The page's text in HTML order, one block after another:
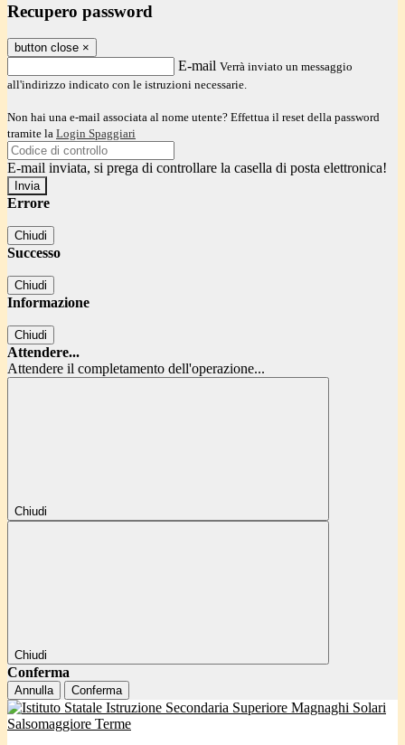
Recupero password
button close ×
E-mail Verrà inviato un messaggio
all'indirizzo indicato con le istruzioni necessarie.
Non hai una e-mail associata al nome utente? Effettua il reset della password
tramite la Login Spaggiari
E-mail inviata, si prega di controllare la casella di posta elettronica!
Errore
Chiudi
Successo
Chiudi
Informazione
Chiudi
Attendere...
Attendere il completamento dell'operazione...
Chiudi
Chiudi
Conferma
Annulla Conferma